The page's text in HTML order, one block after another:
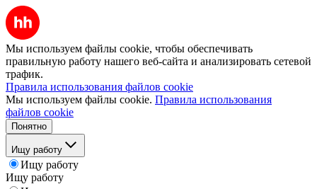
Мы используем файлы cookie, чтобы обеспечивать
правильную работу нашего веб-сайта и анализировать сетевой
трафик.
Правила использования файлов cookie
Мы используем файлы cookie. Правила использования
файлов cookie
Понятно
Ищу работу
Ищу работу
Ищу работу